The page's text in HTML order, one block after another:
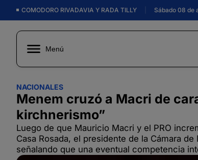
COMODORO RIVADAVIA Y RADA TILLY Sábado 08 de
Menú
NACIONALES
Menem cruzó a Macri de
kirchnerismo”
Luego de que Mauricio Macri y el PRO
Casa Rosada, el presidente de la Cámara
señalando que una eventual competencia